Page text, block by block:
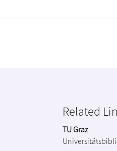
Related
TU Graz